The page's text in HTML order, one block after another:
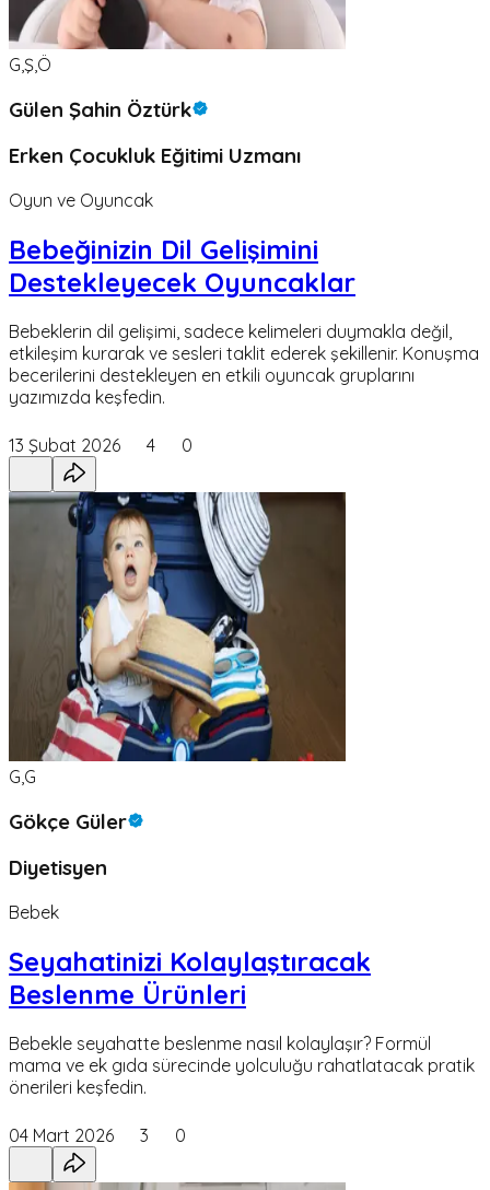
G,Ş,Ö
Gülen Şahin Öztürk
Erken Çocukluk Eğitimi Uzmanı
Oyun ve Oyuncak
Bebeğinizin Dil Gelişimini
Destekleyecek Oyuncaklar
Bebeklerin dil gelişimi, sadece kelimeleri duymakla değil,
etkileşim kurarak ve sesleri taklit ederek şekillenir. Konuşma
becerilerini destekleyen en etkili oyuncak gruplarını
yazımızda keşfedin.
13 Şubat 2026 4 0
G,G
Gökçe Güler
Diyetisyen
Bebek
Seyahatinizi Kolaylaştıracak
Beslenme Ürünleri
Bebekle seyahatte beslenme nasıl kolaylaşır? Formül
mama ve ek gıda sürecinde yolculuğu rahatlatacak pratik
önerileri keşfedin.
04 Mart 2026 3 0